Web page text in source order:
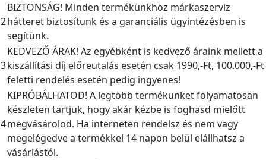
2
BIZTONSÁG! Minden termékünkhöz márkaszerviz
hátteret biztosítunk és a garanciális ügyintézésben is
segítünk.
3
KEDVEZŐ ÁRAK! Az egyébként is kedvező áraink mellett a
kiszállítási díj előreutalás esetén csak 1990,-Ft, 100.000,-Ft
feletti rendelés esetén pedig ingyenes!
4
KIPRÓBÁLHATOD! A legtöbb termékünket folyamatosan
készleten tartjuk, hogy akár kézbe is foghasd mielőtt
megvásárolod. Ha interneten rendelsz és nem vagy
megelégedve a termékkel 14 napon belül elállhatsz a
vásárlástól.